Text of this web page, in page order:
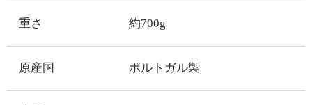
重さ 約700g
原産国 ポルトガル製